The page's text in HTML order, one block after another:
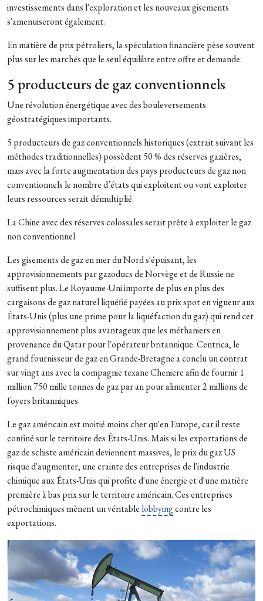
investissements dans l'exploration et les nouveaux gisements
s'amenuiseront également.
En matière de prix pétroliers, la spéculation financière pèse souvent
plus sur les marchés que le seul équilibre entre offre et demande.
5 producteurs de gaz conventionnels
Une révolution énergétique avec des bouleversements
géostratégiques importants.
5 producteurs de gaz conventionnels historiques (extrait suivant les
méthodes traditionnelles) possèdent 50 % des réserves gazières,
mais avec la forte augmentation des pays producteurs de gaz non
conventionnels le nombre d’états qui exploitent ou vont exploiter
leurs ressources serait démultiplié.
La Chine avec des réserves colossales serait prête à exploiter le gaz
non conventionnel.
Les gisements de gaz en mer du Nord s'épuisant, les
approvisionnements par gazoducs de Norvège et de Russie ne
suffisent plus. Le Royaume-Uni importe de plus en plus des
cargaisons de gaz naturel liquéfié payées au prix spot en vigueur aux
États-Unis (plus une prime pour la liquéfaction du gaz) qui rend cet
approvisionnement plus avantageux que les méthaniers en
provenance du Qatar pour l'opérateur britannique. Centrica, le
grand fournisseur de gaz en Grande-Bretagne a conclu un contrat
sur vingt ans avec la compagnie texane Cheniere afin de fournir 1
million 750 mille tonnes de gaz par an pour alimenter 2 millions de
foyers britanniques.
Le gaz américain est moitié moins cher qu'en Europe, car il reste
confiné sur le territoire des États-Unis. Mais si les exportations de
gaz de schiste américain deviennent massives, le prix du gaz US
risque d'augmenter, une crainte des entreprises de l'industrie
chimique aux États-Unis qui profite d'une énergie et d'une matière
première à bas prix sur le territoire américain. Ces entreprises
pétrochimiques mènent un véritable lobbyingcontre les
exportations.